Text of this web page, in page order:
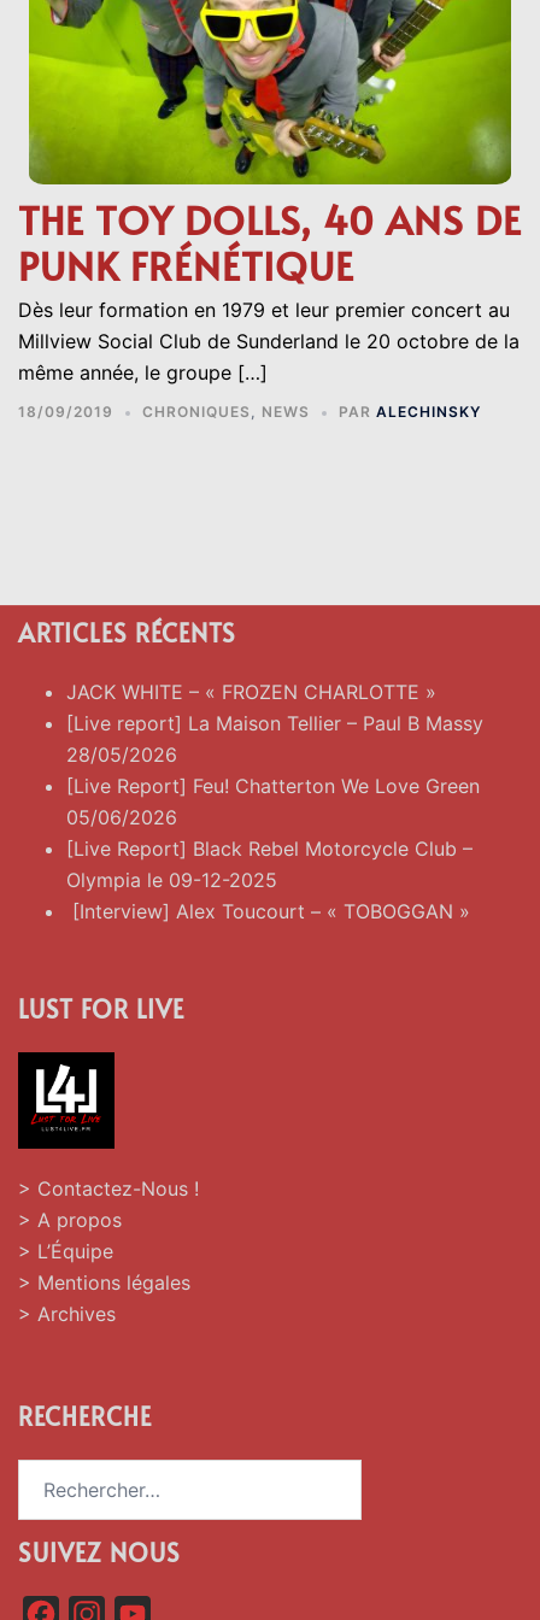
THE TOY DOLLS, 40 ANS DE
PUNK FRÉNÉTIQUE
Dès leur formation en 1979 et leur premier concert au
Millview Social Club de Sunderland le 20 octobre de la
même année, le groupe […]
18/09/2019 CHRONIQUES , NEWS PAR ALECHINSKY
ARTICLES RÉCENTS
JACK WHITE – « FROZEN CHARLOTTE »
[Live report] La Maison Tellier – Paul B Massy
28/05/2026
[Live Report] Feu! Chatterton We Love Green
05/06/2026
[Live Report] Black Rebel Motorcycle Club –
Olympia le 09-12-2025
[Interview] Alex Toucourt – « TOBOGGAN »
LUST FOR LIVE
> Contactez-Nous !
> A propos
> L’Équipe
> Mentions légales
> Archives
RECHERCHE
SUIVEZ NOUS